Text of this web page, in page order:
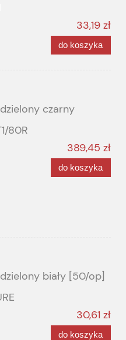
33,19 zł
do koszyka
czarny
80R
389,45 zł
do koszyka
biały [50/op]
30,61 zł
do koszyka